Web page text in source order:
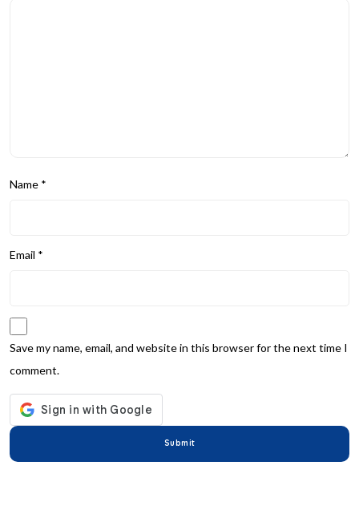
Name *
Email *
Save my name, email, and website in this browser for the next time I
comment.